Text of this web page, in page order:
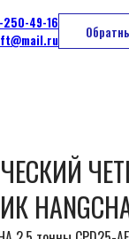
49-16